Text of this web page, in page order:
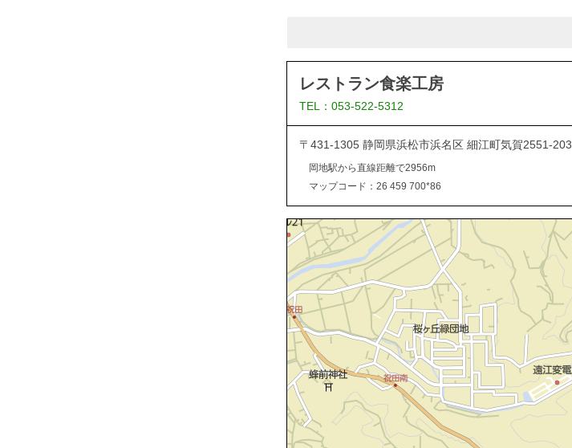
レストラン食楽工房
TEL：053-522-5312
〒431-1305 静岡県浜松市浜名区 細江町気賀2551-203
岡地駅から直線距離で2956m
マップコード：26 459 700*86